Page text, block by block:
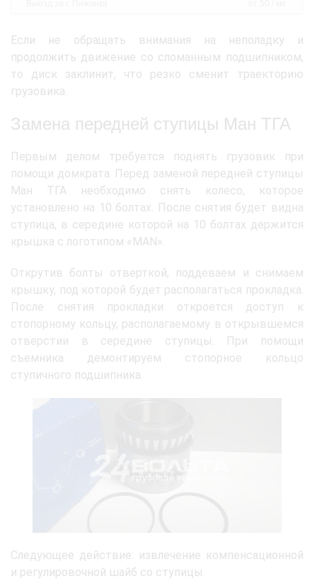
Если не обращать внимания на неполадку и
продолжить движение со сломанным подшипником,
то диск заклинит, что резко сменит траекторию
грузовика.
Замена передней ступицы Ман ТГА
Первым делом требуется поднять грузовик при
помощи домкрата. Перед заменой передней ступицы
Ман ТГА необходимо снять колесо, которое
установлено на 10 болтах. После снятия будет видна
ступица, в середине которой на 10 болтах держится
крышка с логотипом «MAN».
Открутив болты отверткой, поддеваем и снимаем
крышку, под которой будет располагаться прокладка.
После снятия прокладки откроется доступ к
стопорному кольцу, располагаемому в открывшемся
отверстии в середине ступицы. При помощи
съемника демонтируем стопорное кольцо
ступичного подшипника.
Следующее действие: извлечение компенсационной
и регулировочной шайб со ступицы.